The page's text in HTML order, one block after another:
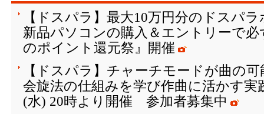
【ドスパラ】最大10万円分のドスパ
新品パソコンの購入＆エントリーで
のポイント還元祭』開催
【ドスパラ】チャーチモードが曲の
会旋法の仕組みを学び作曲に活かす
(水) 20時より開催 参加者募集中